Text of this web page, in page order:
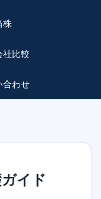
株
社比較
合わせ
イド